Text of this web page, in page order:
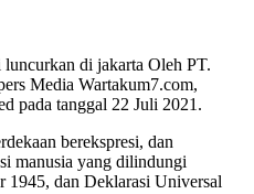
di jakarta Oleh PT.
Media Wartakum7.com,
pada tanggal 22 Juli 2021.
berekspresi, dan
manusia yang dilindungi
1945, dan Deklarasi Universal